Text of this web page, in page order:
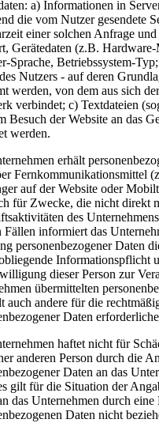
a) Informationen in
die vom Nutzer gesendete
einer solchen Anfrage und
Gerätedaten (z.B.
Sprache, Betriebssystem-
Nutzers - auf deren
werden, von dem aus sich
verbindet; c) Textdateien
Besuch der Website an das
werden.
erhält
Fernkommunikationsmittel
auf der Website oder
für Zwecke, die nicht direkt
des
Fällen informiert das
personenbezogener Daten
Informationspflicht
dieser Person zur
übermittelten
auch andere für die
Daten
haftet nicht für
anderen Person durch die
Daten an das
gilt für die Situation der
das Unternehmen durch
Daten nicht